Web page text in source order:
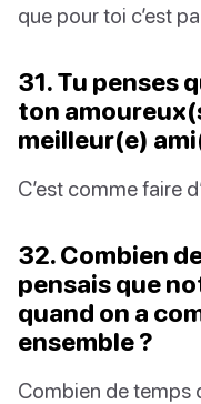
que pour toi c’est
31. Tu penses
ton
meilleur(e)
C’est comme faire
32. Combien
pensais que
quand on a
ensemble ?
Combien de temps